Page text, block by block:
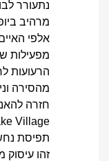
נתעורר
מרהיב
אלפי
מפעילות
הרעועות
מהסירה
תפיסת
זהו